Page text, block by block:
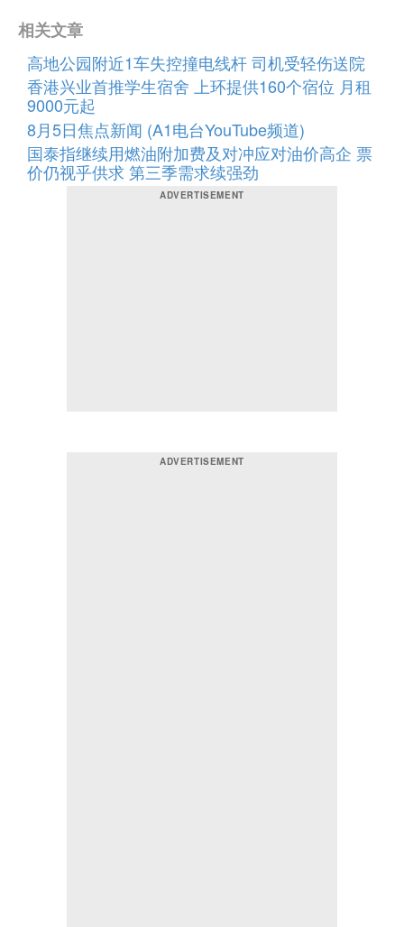
相关文章
高地公园附近1车失控撞电线杆 司机受轻伤送院
香港兴业首推学生宿舍 上环提供160个宿位 月租
9000元起
8月5日焦点新闻 (A1电台YouTube频道)
国泰指继续用燃油附加费及对冲应对油价高企 票
价仍视乎供求 第三季需求续强劲